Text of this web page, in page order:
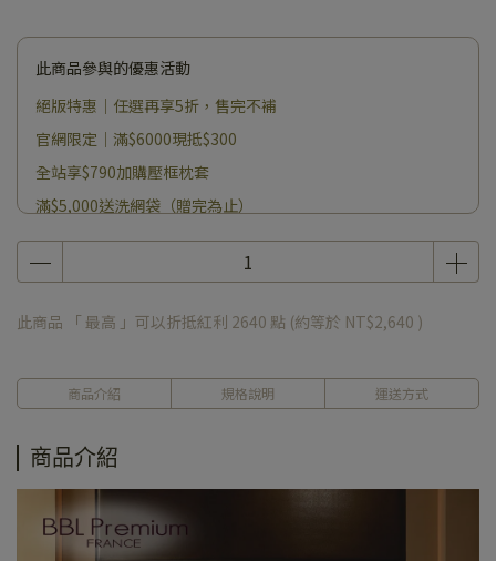
此商品參與的優惠活動
絕版特惠｜任選再享5折，售完不補
官網限定｜滿$6000現抵$300
全站享$790加購壓框枕套
滿$5,000送洗網袋（贈完為止）
此商品 「 最高 」可以折抵紅利 2640 點 (約等於 NT$2,640 )
商品介紹 規格說明 運送方式
商品介紹